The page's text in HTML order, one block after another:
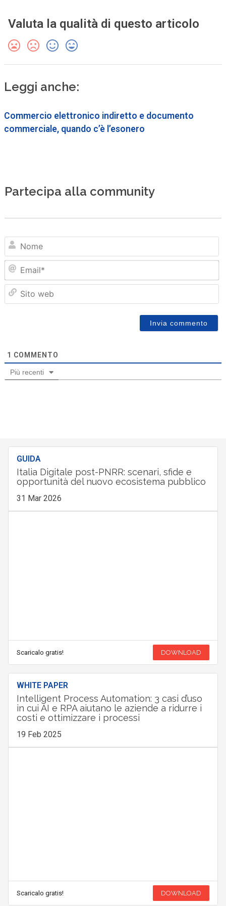
Valuta la qualità di questo articolo
Leggi anche:
Commercio elettronico indiretto e documento
commerciale, quando c’è l’esonero
Partecipa alla community
1 COMMENTO
Più recenti
GUIDA
Italia Digitale post-PNRR: scenari, sfide e
opportunità del nuovo ecosistema pubblico
31 Mar 2026
Scaricalo gratis! DOWNLOAD
WHITE PAPER
Intelligent Process Automation: 3 casi d’uso
in cui AI e RPA aiutano le aziende a ridurre i
costi e ottimizzare i processi
19 Feb 2025
Scaricalo gratis! DOWNLOAD